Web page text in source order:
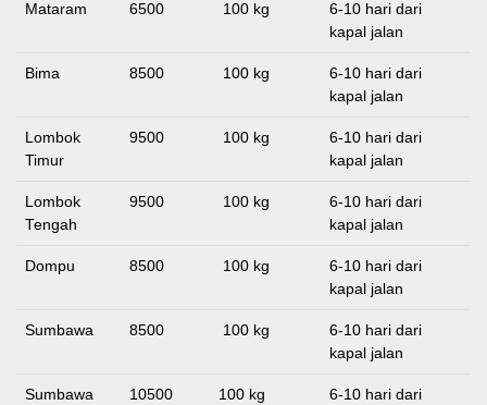
Mataram 6500 100 kg
6-10 hari dari
kapal jalan
Bima 8500 100 kg
6-10 hari dari
kapal jalan
Lombok
Timur
9500 100 kg
6-10 hari dari
kapal jalan
Lombok
Tengah
9500 100 kg
6-10 hari dari
kapal jalan
Dompu 8500 100 kg
6-10 hari dari
kapal jalan
Sumbawa 8500 100 kg
6-10 hari dari
kapal jalan
Sumbawa
10500 100 kg
6-10 hari dari